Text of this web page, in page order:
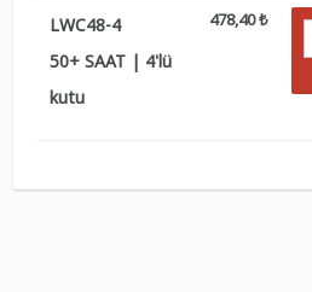
LWC48-4
50+ SAAT | 4'lü
kutu
478,40 ₺